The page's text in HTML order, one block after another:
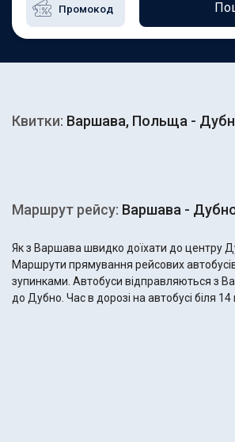
Квитки: Варшава, Польща -
Маршрут рейсу: Варшава -
Як з Варшава швидко доїхати до центру
Маршрути прямування рейсових автобусів
зупинками. Автобуси відправляються з
до Дубно. Час в дорозі на автобусі біля 14